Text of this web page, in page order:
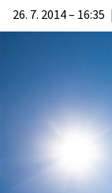
26. 7. 2014 – 16:35